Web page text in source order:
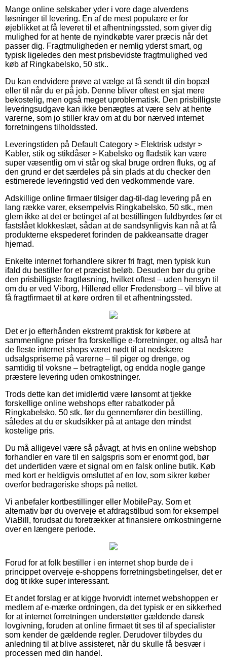
Mange online selskaber yder i vore dage alverdens
løsninger til levering. En af de mest populære er for
øjeblikket at få leveret til et afhentningssted, som giver dig
mulighed for at hente de nyindkøbte varer præcis når det
passer dig. Fragtmuligheden er nemlig yderst smart, og
typisk ligeledes den mest prisbevidste fragtmulighed ved
køb af Ringkabelsko, 50 stk..
Du kan endvidere prøve at vælge at få sendt til din bopæl
eller til når du er på job. Denne bliver oftest en sjat mere
bekostelig, men også meget uproblematisk. Den prisbilligste
leveringsudgave kan ikke benægtes at være selv at hente
varerne, som jo stiller krav om at du bor nærved internet
forretningens tilholdssted.
Leveringstiden på Default Category > Elektrisk udstyr >
Kabler, stik og stikdåser > Kabelsko og fladstik kan være
super væsentlig om vi står og skal bruge ordren fluks, og af
den grund er det særdeles på sin plads at du checker den
estimerede leveringstid ved den vedkommende vare.
Adskillige online firmaer tilsiger dag-til-dag levering på en
lang række varer, eksempelvis Ringkabelsko, 50 stk., men
glem ikke at det er betinget af at bestillingen fuldbyrdes før et
fastslået klokkeslæt, sådan at de sandsynligvis kan nå at få
produkterne ekspederet forinden de pakkeansatte drager
hjemad.
Enkelte internet forhandlere sikrer fri fragt, men typisk kun
ifald du bestiller for et præcist beløb. Desuden bør du gribe
den prisbilligste fragtløsning, hvilket oftest – uden hensyn til
om du er ved Viborg, Hillerød eller Fredensborg – vil blive at
få fragtfirmaet til at køre ordren til et afhentningssted.
Det er jo efterhånden ekstremt praktisk for købere at
sammenligne priser fra forskellige e-forretninger, og altså har
de fleste internet shops været nødt til at nedskære
udsalgspriserne på varerne – til piger og drenge, og
samtidig til voksne – betragteligt, og endda nogle gange
præstere levering uden omkostninger.
Trods dette kan det imidlertid være lønsomt at tjekke
forskellige online webshops efter rabatkoder på
Ringkabelsko, 50 stk. før du gennemfører din bestilling,
således at du er skudsikker på at antage den mindst
kostelige pris.
Du må alligevel være så påvagt, at hvis en online webshop
forhandler en vare til en salgspris som er enormt god, bør
det undertiden være et signal om en falsk online butik. Køb
med kort er heldigvis omsluttet af en lov, som sikrer køber
overfor bedrageriske shops på nettet.
Vi anbefaler kortbestillinger eller MobilePay. Som et
alternativ bør du overveje et afdragstilbud som for eksempel
ViaBill, forudsat du foretrækker at finansiere omkostningerne
over en længere periode.
Forud for at folk bestiller i en internet shop burde de i
princippet overveje e-shoppens forretningsbetingelser, det er
dog tit ikke super interessant.
Et andet forslag er at kigge hvorvidt internet webshoppen er
medlem af e-mærke ordningen, da det typisk er en sikkerhed
for at internet forretningen understøtter gældende dansk
lovgivning, foruden at online firmaet tit ses til af specialister
som kender de gældende regler. Derudover tilbydes du
anledning til at blive assisteret, når du skulle få besvær i
processen med din handel.